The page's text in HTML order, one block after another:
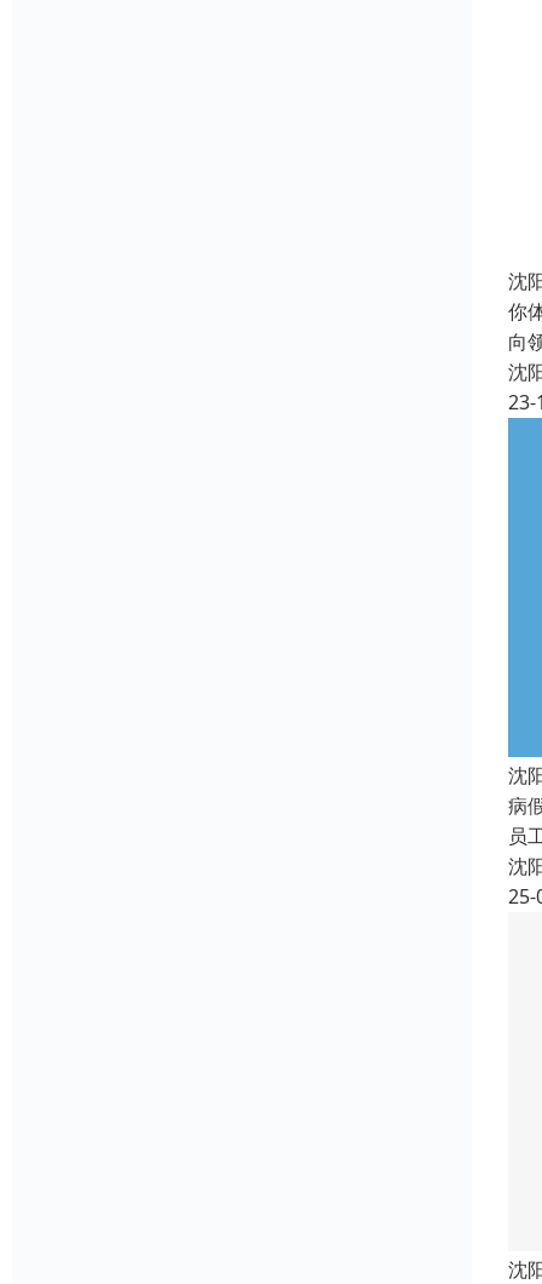
沈
你
向
沈
23-
沈
病
员
沈
25-
沈